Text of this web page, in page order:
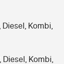
Kombi,
Diesel, Kombi,